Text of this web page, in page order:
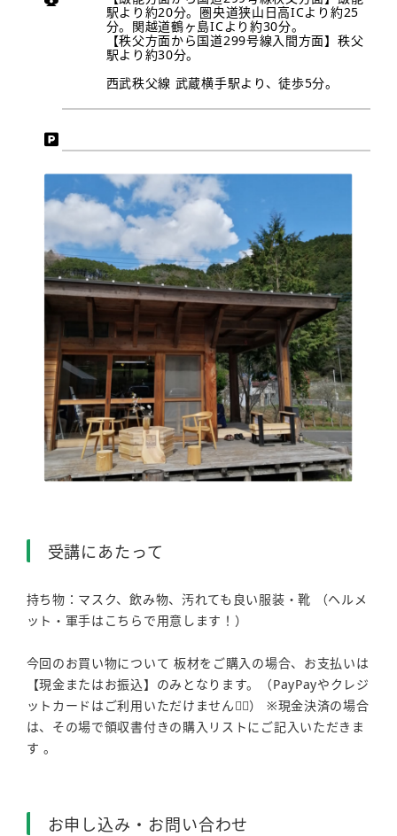
駅より約20分。圏央道狭山日高ICより約25
分。関越道鶴ヶ島ICより約30分。
【秩父方面から国道299号線入間方面】秩父
駅より約30分。
西武秩父線 武蔵横手駅より、徒歩5分。
受講にあたって
持ち物：マスク、飲み物、汚れても良い服装・靴 （ヘルメ
ット・軍手はこちらで用意します！）
今回のお買い物について 板材をご購入の場合、お支払いは
【現金またはお振込】のみとなります。（PayPayやクレジ
ットカードはご利用いただけません🙇‍♀️） ※現金決済の場合
は、その場で領収書付きの購入リストにご記入いただきま
す 。
お申し込み・お問い合わせ